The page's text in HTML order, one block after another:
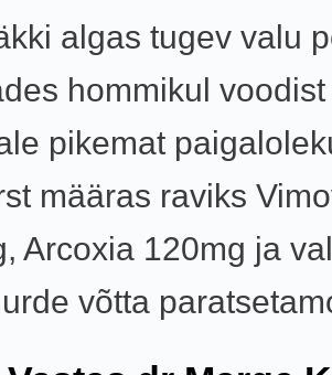
algas tugev valu
hommikul
pikemat
määras raviks
Arcoxia 120mg ja
võtta